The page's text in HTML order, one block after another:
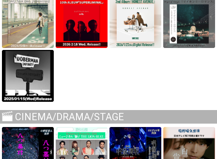
CINEMA/DRAMA/STAGE